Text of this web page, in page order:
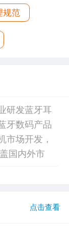
规范
研发蓝牙耳
牙数码产品
市场开发，
国内外市
点击查看